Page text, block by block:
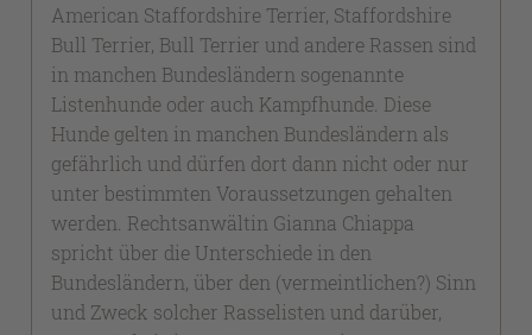
American Staffordshire Terrier, Staffordshire
Bull Terrier, Bull Terrier und andere Rassen sind
in manchen Bundesländern sogenannte
Listenhunde oder auch Kampfhunde. Diese
Hunde gelten in manchen Bundesländern als
gefährlich und dürfen dort dann nicht oder nur
unter bestimmten Voraussetzungen gehalten
werden. Rechtsanwältin Gianna Chiappa
spricht über die Unterschiede in den
Bundesländern, über den (vermeintlichen?) Sinn
und Zweck solcher Rasselisten und darüber,